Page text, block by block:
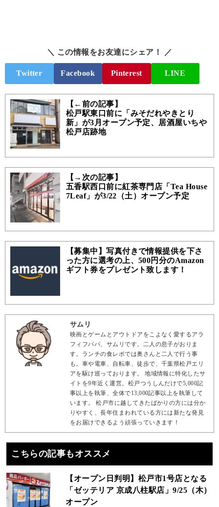
＼ この情報をお友達にシェア！ ／
Twitter Facebook Pinterest LINE
【←前の記事】
松戸駅東口前に「みそだれやきとり
新」が3月オープン予定、居酒屋いちや
松戸店跡地
【→次の記事】
五香駅西口前に紅茶専門店「Tea House
7Leaf」が3/22（土）オープン予定
【募集中】写真付きで情報提供を下さ
った方に選考の上、500円分のAmazon
ギフト券をプレゼント致します！
サムリ
映画とゲームとアウトドアをこよなく愛するアラ
フィフパパ、サムリです。二人の息子がおりま
す。ランチの食レポでは奥さんと二人で行う事
も。車や電車、自転車、徒歩で、千葉県松戸エリ
アを駆け巡っております。 地域情報に特化したサ
イトを9年近く運営。松戸つうしんだけで5,000記
事以上を執筆、全体で13,000記事以上を執筆して
います。 松戸市に越してきたばかりの方には分か
りやすく、長年住まわれている方には新たな発見
をお届けできるよう頑張っていきます！
こちらの記事もオススメ
【オープン日判明】松戸市1号店となる
「ゼッテリア 京成八柱駅店」9/25（木）
オープン